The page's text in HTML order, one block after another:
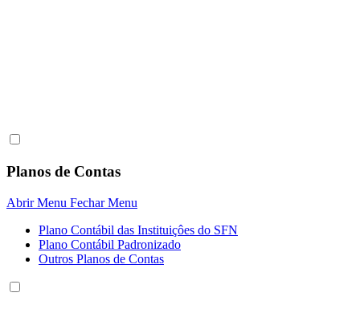
Planos de Contas
Abrir Menu Fechar Menu
Plano Contábil das Instituiçôes do SFN
Plano Contábil Padronizado
Outros Planos de Contas